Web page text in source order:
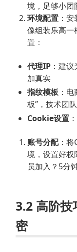
境，足够小团
环境配置 ：
像组装乐高一
置：
代理IP ：建
加真实
指纹模板 ：
板”，技术团
Cookie设置
账号分配：将
境，设置好权
员加入？5分
3.2 高阶
密